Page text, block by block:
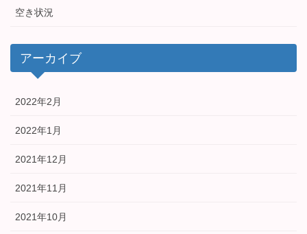
空き状況
アーカイブ
2022年2月
2022年1月
2021年12月
2021年11月
2021年10月